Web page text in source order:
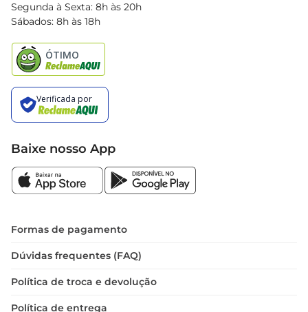
Black Friday
Segunda à Sexta: 8h às 20h
Sábados: 8h às 18h
Baixe nosso App
Formas de pagamento
Dúvidas frequentes (FAQ)
Política de troca e devolução
Política de entrega